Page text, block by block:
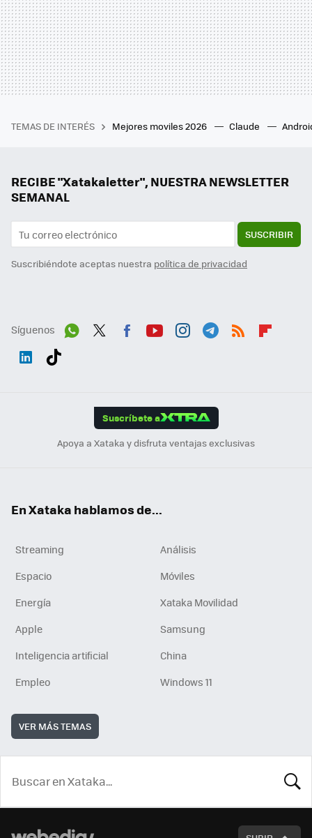
TEMAS DE INTERÉS Mejores moviles 2026 Claude
RECIBE "Xatakaletter", NUESTRA NEWSLETTER
SEMANAL
SUSCRIBIR
Suscribiéndote aceptas nuestra política de privacidad
Síguenos
Suscríbete a
Apoya a Xataka y disfruta ventajas exclusivas
En Xataka hablamos de...
Streaming
Análisis
Espacio
Móviles
Energía
Xataka Movilidad
Apple
Samsung
Inteligencia artificial
China
Empleo
Windows 11
VER MÁS TEMAS